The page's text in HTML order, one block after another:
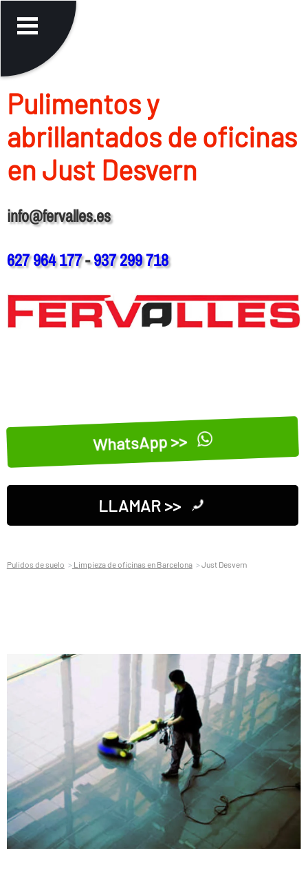
Pulimentos y
abrillantados de oficinas
en Just Desvern
info@fervalles.es
627 964 177-937 299 718
WhatsApp >>
LLAMAR >>
Pulidos de suelo Limpieza de oficinas en Barcelona Just Desvern